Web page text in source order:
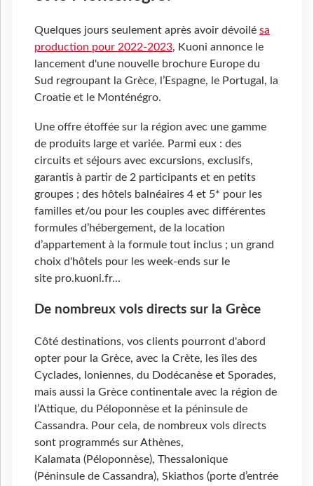
Quelques jours seulement après avoir dévoilé sa
production pour 2022-2023, Kuoni annonce le
lancement d'une nouvelle brochure Europe du
Sud regroupant la Grèce, l’Espagne, le Portugal, la
Croatie et le Monténégro.
Une offre étoffée sur la région avec une gamme
de produits large et variée. Parmi eux : des
circuits et séjours avec excursions, exclusifs,
garantis à partir de 2 participants et en petits
groupes ; des hôtels balnéaires 4 et 5* pour les
familles et/ou pour les couples avec différentes
formules d’hébergement, de la location
d’appartement à la formule tout inclus ; un grand
choix d'hôtels pour les week-ends sur le
site pro.kuoni.fr...
De nombreux vols directs sur la Grèce
Côté destinations, vos clients pourront d'abord
opter pour la Grèce, avec la Crète, les îles des
Cyclades, Ioniennes, du Dodécanèse et Sporades,
mais aussi la Grèce continentale avec la région de
l’Attique, du Péloponnèse et la péninsule de
Cassandra. Pour cela, de nombreux vols directs
sont programmés sur Athènes,
Kalamata (Péloponnèse), Thessalonique
(Péninsule de Cassandra), Skiathos (porte d’entrée